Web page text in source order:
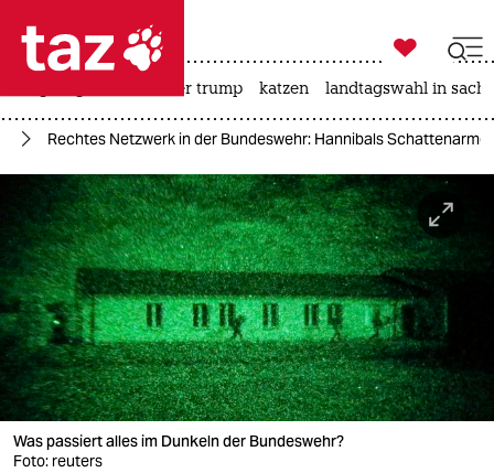
 taz zahl ich
taz zahl ich
themen
politik
öko
gesellschaft
kultur
sport

taz zahl ich
usa unter trump katzen landtagswahl in
Rechtes Netzwerk in der Bundeswehr: Hannibals
Was passiert alles im Dunkeln der Bundeswehr?
Foto: reuters